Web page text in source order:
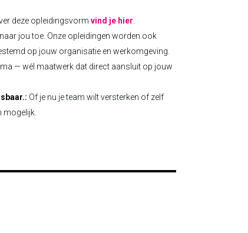
deze opleidingsvorm vind je hier
jou toe. Onze opleidingen worden ook
op jouw organisatie en werkomgeving.
— wél maatwerk dat direct aansluit op jouw
Of je nu je team wilt versterken of zelf
mogelijk.